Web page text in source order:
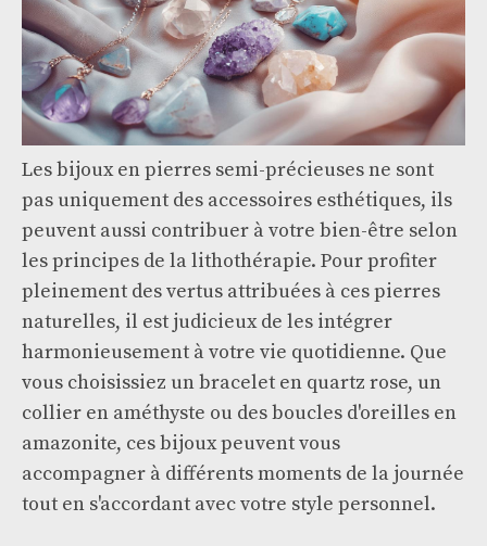
Les bijoux en pierres semi-précieuses ne sont
pas uniquement des accessoires esthétiques, ils
peuvent aussi contribuer à votre bien-être selon
les principes de la lithothérapie. Pour profiter
pleinement des vertus attribuées à ces pierres
naturelles, il est judicieux de les intégrer
harmonieusement à votre vie quotidienne. Que
vous choisissiez un bracelet en quartz rose, un
collier en améthyste ou des boucles d'oreilles en
amazonite, ces bijoux peuvent vous
accompagner à différents moments de la journée
tout en s'accordant avec votre style personnel.